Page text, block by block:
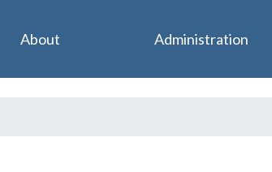
About Administration